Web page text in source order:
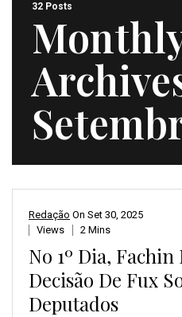
32 Posts
Redação On Set 30, 2025
Views
2 Mins
No 1º Dia,
Decisão De Fux
Deputados